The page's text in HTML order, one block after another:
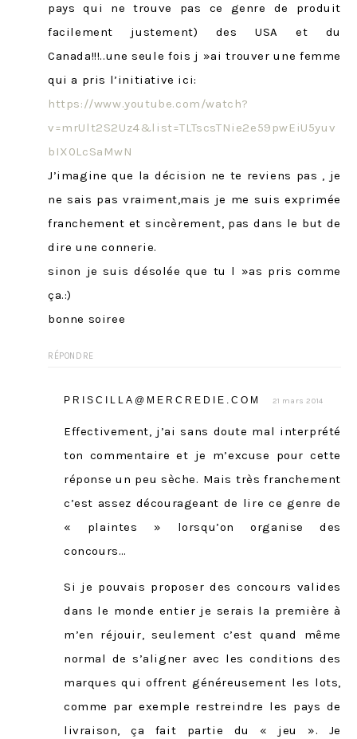
pays qui ne trouve pas ce genre de produit
facilement justement) des USA et du
Canada!!!..une seule fois j »ai trouver une femme
qui a pris l’initiative ici:
https://www.youtube.com/watch?
v=mrUlt2S2Uz4&list=TLTscsTNie2e59pwEiU5yuv
bIX0LcSaMwN
J’imagine que la décision ne te reviens pas , je
ne sais pas vraiment,mais je me suis exprimée
franchement et sincèrement, pas dans le but de
dire une connerie.
sinon je suis désolée que tu l »as pris comme
ça.:)
bonne soiree
RÉPONDRE
PRISCILLA@MERCREDIE.COM 21 mars 2014
Effectivement, j’ai sans doute mal interprété
ton commentaire et je m’excuse pour cette
réponse un peu sèche. Mais très franchement
c’est assez décourageant de lire ce genre de
« plaintes » lorsqu’on organise des
concours…
Si je pouvais proposer des concours valides
dans le monde entier je serais la première à
m’en réjouir, seulement c’est quand même
normal de s’aligner avec les conditions des
marques qui offrent généreusement les lots,
comme par exemple restreindre les pays de
livraison, ça fait partie du « jeu ». Je